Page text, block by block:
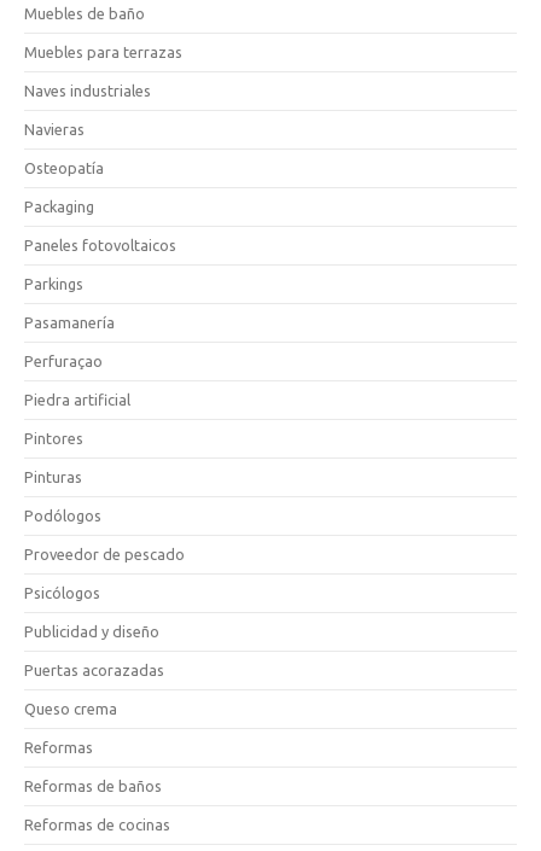
Muebles de baño
Muebles para terrazas
Naves industriales
Navieras
Osteopatía
Packaging
Paneles fotovoltaicos
Parkings
Pasamanería
Perfuraçao
Piedra artificial
Pintores
Pinturas
Podólogos
Proveedor de pescado
Psicólogos
Publicidad y diseño
Puertas acorazadas
Queso crema
Reformas
Reformas de baños
Reformas de cocinas